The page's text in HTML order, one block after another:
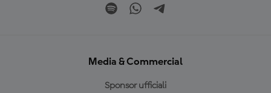
Media & Commercial
Sponsor ufficiali